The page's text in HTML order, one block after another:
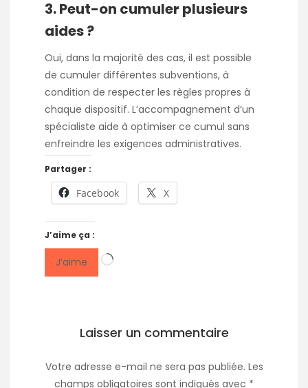
3. Peut-on cumuler plusieurs
aides ?
Oui, dans la majorité des cas, il est possible
de cumuler différentes subventions, à
condition de respecter les règles propres à
chaque dispositif. L’accompagnement d’un
spécialiste aide à optimiser ce cumul sans
enfreindre les exigences administratives.
Partager :
Facebook X
J’aime ça :
J’aime Chargement…
Laisser un commentaire
Votre adresse e-mail ne sera pas publiée. Les
champs obligatoires sont indiqués avec *